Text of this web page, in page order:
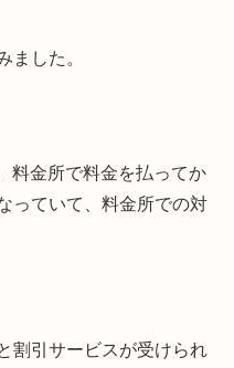
ました。
料金所で料金を払ってか
っていて、料金所での対
割引サービスが受けられ